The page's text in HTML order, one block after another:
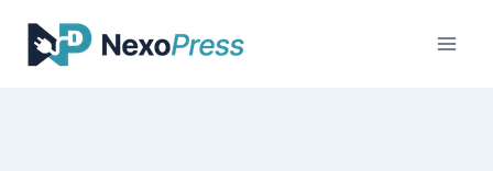
contenido